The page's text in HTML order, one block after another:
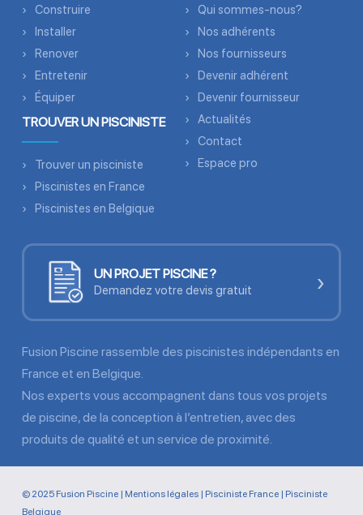
Construire
Installer
Renover
Entretenir
Équiper
TROUVER UN PISCINISTE
Trouver un pisciniste
Piscinistes en France
Piscinistes en Belgique
Qui sommes-nous?
Nos adhérents
Nos fournisseurs
Devenir adhérent
Devenir fournisseur
Actualités
Contact
Espace pro
UN PROJET PISCINE ?
Demandez votre devis gratuit ›
Fusion Piscine rassemble des piscinistes indépendants en
France et en Belgique.
Nos experts vous accompagnent dans tous vos projets
de piscine, de la conception à l’entretien, avec des
produits de qualité et un service de proximité.
© 2025 Fusion Piscine | Mentions légales| Pisciniste France| Pisciniste
Belgique